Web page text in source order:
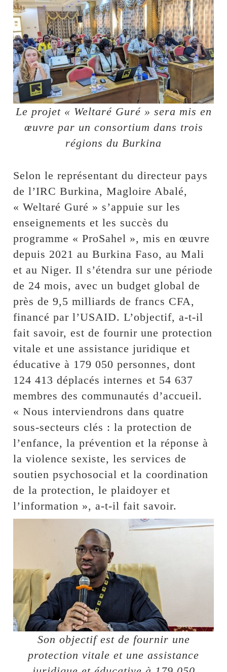
Le projet « Weltaré Guré » sera mis en
œuvre par un consortium dans trois
régions du Burkina
Selon le représentant du directeur pays
de l’IRC Burkina, Magloire Abalé,
« Weltaré Guré » s’appuie sur les
enseignements et les succès du
programme « ProSahel », mis en œuvre
depuis 2021 au Burkina Faso, au Mali
et au Niger. Il s’étendra sur une période
de 24 mois, avec un budget global de
près de 9,5 milliards de francs CFA,
financé par l’USAID. L’objectif, a-t-il
fait savoir, est de fournir une protection
vitale et une assistance juridique et
éducative à 179 050 personnes, dont
124 413 déplacés internes et 54 637
membres des communautés d’accueil.
« Nous interviendrons dans quatre
sous-secteurs clés : la protection de
l’enfance, la prévention et la réponse à
la violence sexiste, les services de
soutien psychosocial et la coordination
de la protection, le plaidoyer et
l’information », a-t-il fait savoir.
Son objectif est de fournir une
protection vitale et une assistance